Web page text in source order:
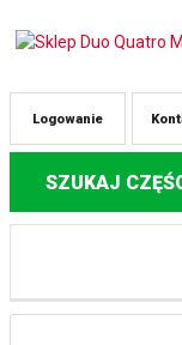
Logowanie
SZUKAJ
Wyszukiwarka
’16-’21, RZR RS1 1000